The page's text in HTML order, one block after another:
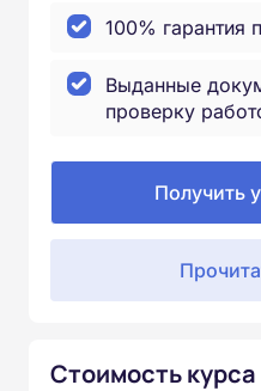
100% гарантия
Выданные
проверку
Получить
Стоимость курса